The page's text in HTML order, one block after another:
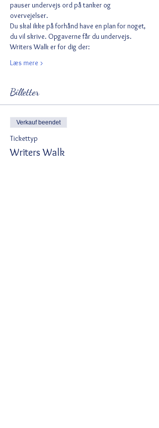
pauser undervejs ord på tanker og
overvejelser.
Du skal ikke på forhånd have en plan for noget,
du vil skrive. Opgaverne får du undervejs.
Writers Walk er for dig der:
Læs mere >
Billetter
Verkauf beendet
Tickettyp
Writers Walk